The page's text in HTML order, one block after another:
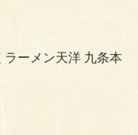
ラーメン天洋 九条本